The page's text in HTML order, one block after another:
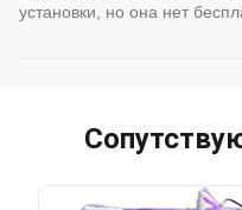
установки, но она нет